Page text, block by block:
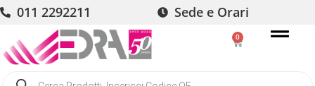
011 2292211 Sede e Orari
0